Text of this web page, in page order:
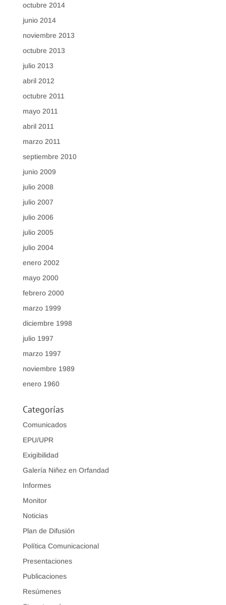
octubre 2014
junio 2014
noviembre 2013
octubre 2013
julio 2013
abril 2012
octubre 2011
mayo 2011
abril 2011
marzo 2011
septiembre 2010
junio 2009
julio 2008
julio 2007
julio 2006
julio 2005
julio 2004
enero 2002
mayo 2000
febrero 2000
marzo 1999
diciembre 1998
julio 1997
marzo 1997
noviembre 1989
enero 1960
Categorías
Comunicados
EPU/UPR
Exigibilidad
Galería Niñez en Orfandad
Informes
Monitor
Noticias
Plan de Difusión
Política Comunicacional
Presentaciones
Publicaciones
Resúmenes